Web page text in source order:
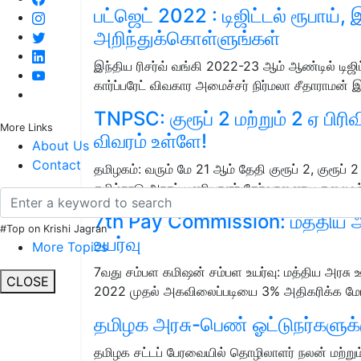
More Links
About Us
Contact
#Top on Krishi Jagran
More Topics
CLOSE
பட்ஜெட் 2022 : டிஜிட்டல்
அறிந்துக்கொள்ளுங்கள்
இந்திய ரிசர்வ் வங்கி 2022-23 ஆம் ஆண்டில்
கார்ப்பரேட் விவகார அமைச்சர் நிர்மலா சீதாராமன்
TNPSC: குரூப் 2 மற்றும் 2 ஏ
விவரம் உள்ளே!
தமிழகம்: வரும் மே 21 ஆம் தேதி குரூப் 2, குரூப்
தமிழ்நாடு அரசுப் பணியாளர் தேர்வாணைய
7th Pay Commission:
உயர்வு
7வது சம்பள கமிஷன் சம்பள உயர்வு: மத்திய
2022 முதல் அகவிலைப்படியை 3% அதிகரிக்க
தமிழக அரசு-பெண்
தமிழக சட்டப் பேரவையில் தொழிலாளர் நலன்